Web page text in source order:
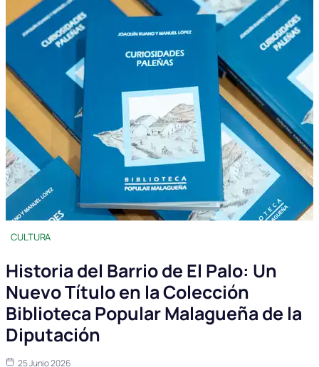
CULTURA
Historia del Barrio de El Palo: Un
Nuevo Título en la Colección
Biblioteca Popular Malagueña de la
Diputación
25 Junio 2026